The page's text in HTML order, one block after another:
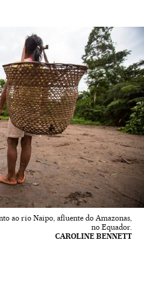
ao rio Naipo, afluente do Amazonas,
no Equador.
CAROLINE BENNETT